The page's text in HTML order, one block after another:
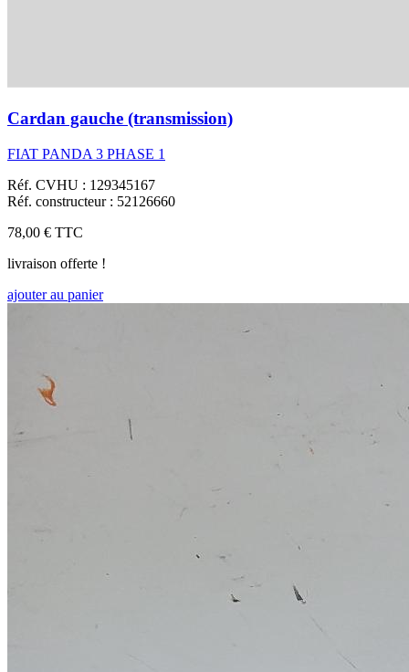
Cardan gauche (transmission)
FIAT PANDA 3 PHASE 1
Réf. CVHU : 129345167
Réf. constructeur : 52126660
78,00 € TTC
livraison offerte !
ajouter au panier